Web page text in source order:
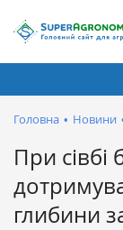
Головна • Новини
При
глибини